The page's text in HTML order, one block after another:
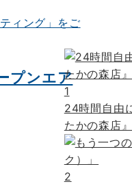
プンエア
1
24時間自由
たかの森店
2